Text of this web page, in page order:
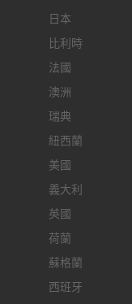
日本
比利時
法國
澳洲
瑞典
紐西蘭
美國
義大利
英國
荷蘭
蘇格蘭
西班牙